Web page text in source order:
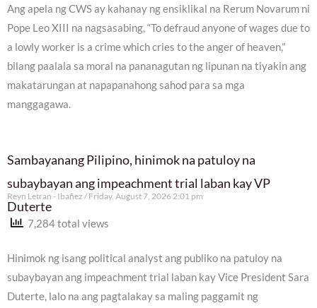
Ang apela ng CWS ay kahanay ng ensiklikal na Rerum Novarum ni
Pope Leo XIII na nagsasabing, “To defraud anyone of wages due to
a lowly worker is a crime which cries to the anger of heaven,”
bilang paalala sa moral na pananagutan ng lipunan na tiyakin ang
makatarungan at napapanahong sahod para sa mga
manggagawa.
Sambayanang Pilipino, hinimok na patuloy na
subaybayan ang impeachment trial laban kay VP
Duterte
Reyn Letran - Ibañez Friday, August 7, 2026 2:01 pm
7,284 total views
Hinimok ng isang political analyst ang publiko na patuloy na
subaybayan ang impeachment trial laban kay Vice President Sara
Duterte, lalo na ang pagtalakay sa maling paggamit ng